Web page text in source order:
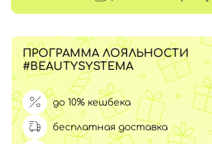
ПРОГРАММА ЛОЯЛЬНОСТИ
#BEAUTYSYSTEMA
до 10% кешбека
бесплатная доставка